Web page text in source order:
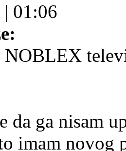
| 01:06
NOBLEX
da ga nisam
imam novog